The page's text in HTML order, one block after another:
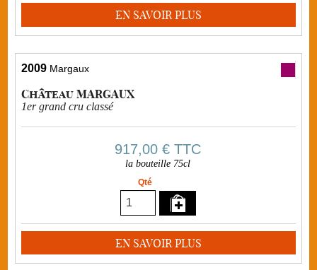
EN SAVOIR PLUS
2009 Margaux
Château MARGAUX
1er grand cru classé
917,00 € TTC
la bouteille 75cl
Qté
EN SAVOIR PLUS